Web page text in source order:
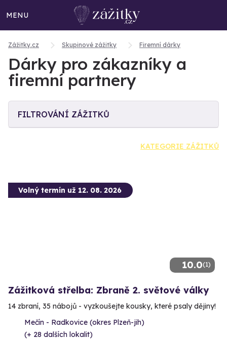
MENU
Zážitky.cz Skupinové zážitky Firemní dárky
Dárky pro zákazníky a
firemní partnery
FILTROVÁNÍ ZÁŽITKŮ
KATEGORIE ZÁŽITKŮ
10.0(1)
Volný termín už 12. 08. 2026
Zážitková střelba: Zbraně 2. světové války
14 zbraní, 35 nábojů - vyzkoušejte kousky, které psaly dějiny!
Mečín - Radkovice (okres Plzeň-jih)
(+ 28 dalších lokalit)